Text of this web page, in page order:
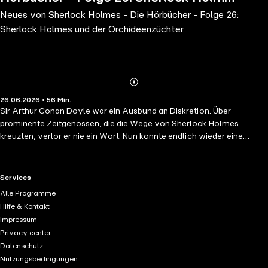
und der Orchideenzüchter
Neues von Sherlock Holmes - Die Hörbücher - Folge 26:
Sherlock Holmes und der Orchideenzüchter
Mehr
26.06.2026 • 56 Min.
Sir Arthur Conan Doyle war ein Ausbund an Diskretion. Über
prominente Zeitgenossen, die die Wege von Sherlock Holmes
kreuzten, verlor er nie ein Wort. Nun konnte endlich wieder eine
Vermutung war. Welches grausame Geheimnis umgibt den
gefangen? Ein Monster? Einen Vampir? Der Meisterdetektiv aus der
Ermittlungen auf. Das Ergebnis seiner Nachforschungen überrascht
selbst ihn
RTL+ useful links.
Services
Alle Programme
Hilfe & Kontakt
Impressum
Privacy center
Datenschutz
Nutzungsbedingungen